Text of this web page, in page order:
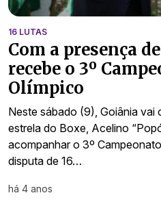
16 LUTAS
Com a presença
recebe o 3º
Olímpico
Neste sábado (9), Goiânia vai
estrela do Boxe, Acelino
acompanhar o 3º
disputa de 16…
há 4 anos